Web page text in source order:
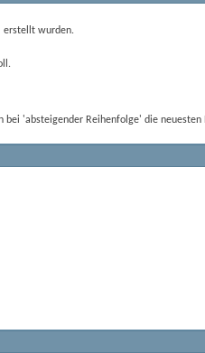
erstellt wurden.
'absteigender Reihenfolge' die neuesten